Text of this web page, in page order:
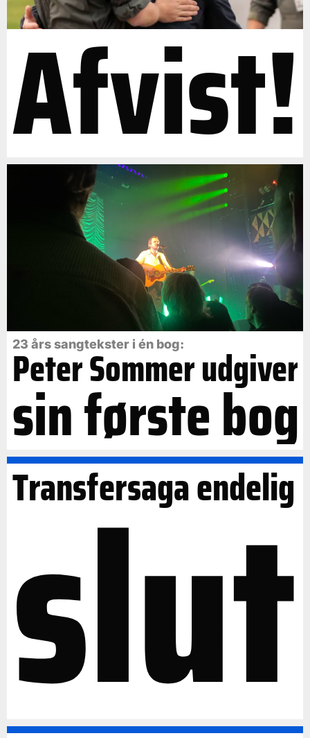
Afvist!
23 års sangtekster i én bog:
Peter Sommer udgiver
sin første bog
Transfersaga endelig
slut